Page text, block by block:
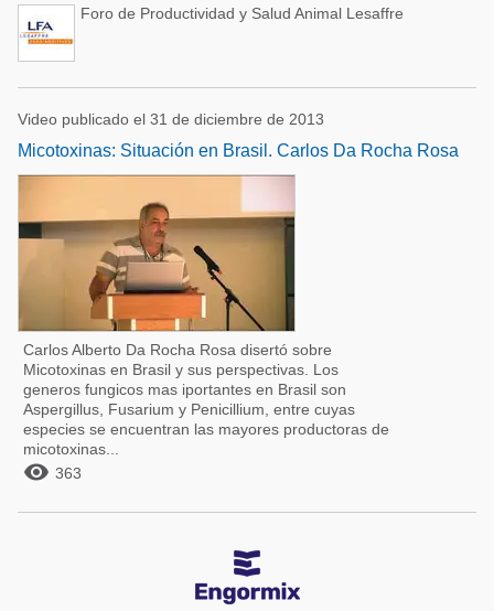
Foro de Productividad y Salud Animal Lesaffre
Video publicado el 31 de diciembre de 2013
Micotoxinas: Situación en Brasil. Carlos Da Rocha Rosa
Carlos Alberto Da Rocha Rosa disertó sobre
Micotoxinas en Brasil y sus perspectivas. Los
generos fungicos mas iportantes en Brasil son
Aspergillus, Fusarium y Penicillium, entre cuyas
especies se encuentran las mayores productoras de
micotoxinas...
 363